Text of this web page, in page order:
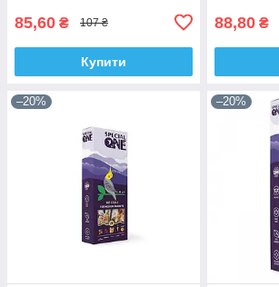
85,60 ₴ 107 ₴
Купити
88,80 ₴
–20% –20%